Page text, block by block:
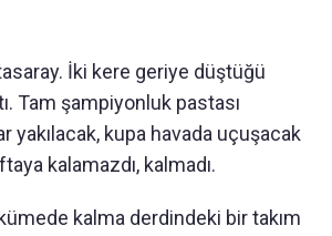
İki kere geriye düştüğü
Tam şampiyonluk pastası
yakılacak, kupa havada uçuşacak
kalamazdı, kalmadı.
kalma derdindeki bir takım